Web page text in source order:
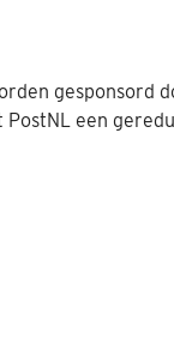
gesponsord
een